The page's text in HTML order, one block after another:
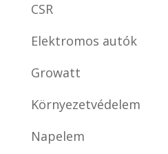
CSR
Elektromos autók
Growatt
Környezetvédelem
Napelem